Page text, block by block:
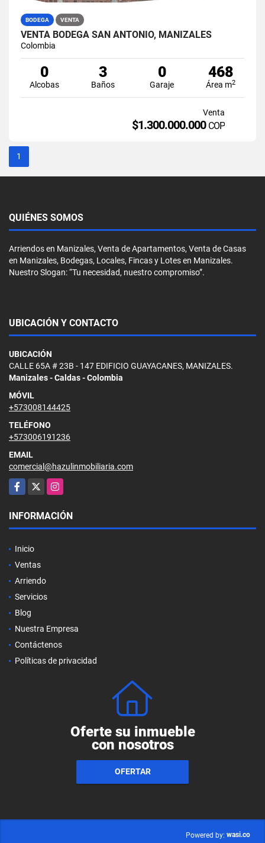
BODEGA VENTA
VENTA BODEGA SAN ANTONIO, MANIZALES
Colombia
0
Alcobas
3
Baños
0
Garaje
468
Área m2
Venta
$1.300.000.000 COP
1
QUIÉNES SOMOS
Arriendos en Manizales, Venta de Apartamentos, Venta de Casas
en Manizales, Bodegas, Locales, Fincas y Lotes en Manizales.
Nuestro Slogan: “Tu necesidad, nuestro compromiso”.
UBICACIÓN Y CONTACTO
UBICACIÓN
CALLE 65A # 23B - 147 EDIFICIO GUAYACANES, MANIZALES.
Manizales - Caldas - Colombia
MÓVIL
+573008144425
TELÉFONO
+573006191236
EMAIL
comercial@hazulinmobiliaria.com
Facebook
X Instagram
INFORMACIÓN
Inicio
Ventas
Arriendo
Servicios
Blog
Nuestra Empresa
Contáctenos
Políticas de privacidad
Oferte su inmueble
con nosotros
OFERTAR
Powered by: wasi.co